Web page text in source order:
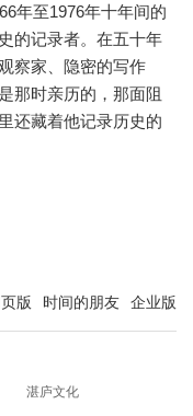
年至1976年十年间的
的记录者。在五十年
察家、隐密的写作
那时亲历的，那面阻
还藏着他记录历史的
版 时间的朋友 企业版
湛庐文化